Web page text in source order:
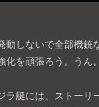
動しないで全部機銃
化を頑張ろう。うん。
ラ艇には、ストーリ